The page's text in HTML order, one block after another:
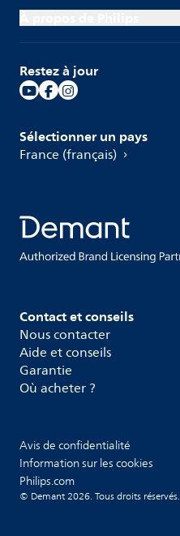
Contact et conseils
Nous contacter
Aide et conseils
Garantie
Où acheter ?
Restez à jour
Sélectionner un pays
France (français)
Avis de confidentialité
Information sur les cookies
Philips.com
© Demant 2026. Tous droits réservés.